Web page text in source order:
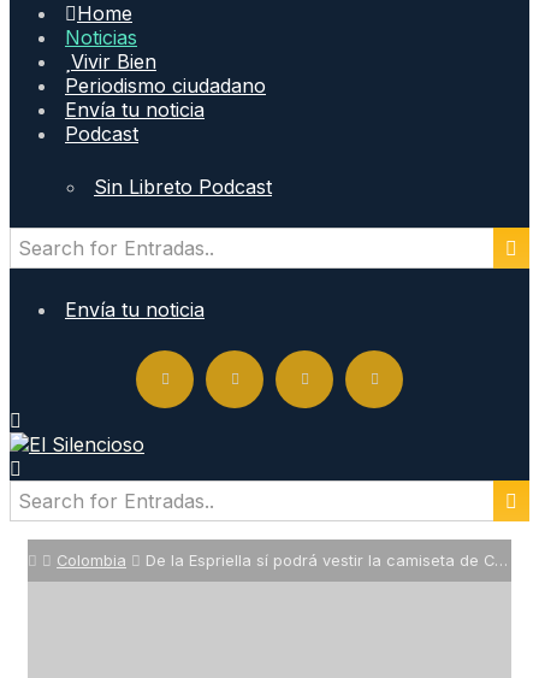
Home
Noticias
Vivir Bien
Periodismo ciudadano
Envía tu noticia
Podcast
Sin Libreto Podcast
Envía tu noticia
Colombia De la Espriella sí podrá vestir la camiseta de Colombia